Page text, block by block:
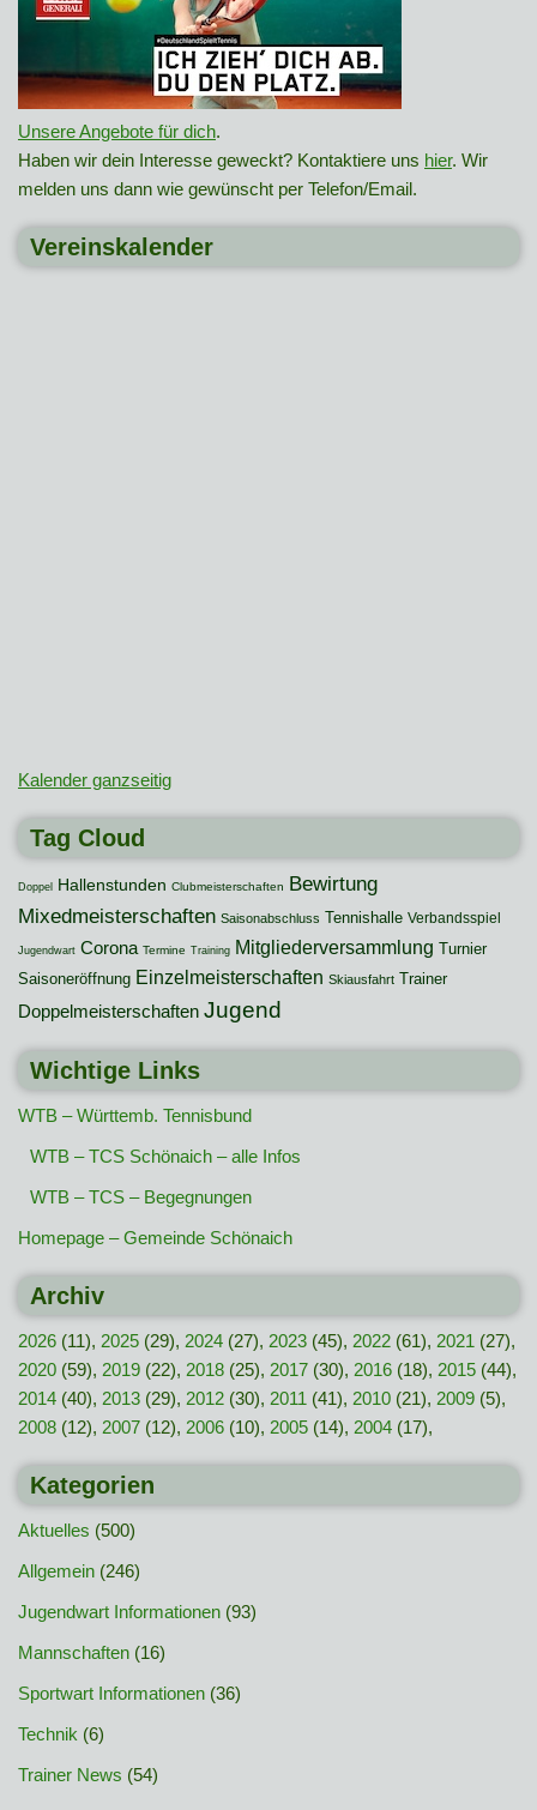
Unsere Angebote für dich.
Haben wir dein Interesse geweckt? Kontaktiere uns hier. Wir
melden uns dann wie gewünscht per Telefon/Email.
Vereinskalender
Kalender ganzseitig
Tag Cloud
Doppel Hallenstunden Clubmeisterschaften Bewirtung
Mixedmeisterschaften Saisonabschluss Tennishalle Verbandsspiel
Jugendwart Corona Termine Training Mitgliederversammlung Turnier
Saisoneröffnung Einzelmeisterschaften Skiausfahrt Trainer
Doppelmeisterschaften Jugend
Wichtige Links
WTB – Württemb. Tennisbund
WTB – TCS Schönaich – alle Infos
WTB – TCS – Begegnungen
Homepage – Gemeinde Schönaich
Archiv
2026 (11), 2025 (29), 2024 (27), 2023 (45), 2022 (61), 2021 (27),
2020 (59), 2019 (22), 2018 (25), 2017 (30), 2016 (18), 2015 (44),
2014 (40), 2013 (29), 2012 (30), 2011 (41), 2010 (21), 2009 (5),
2008 (12), 2007 (12), 2006 (10), 2005 (14), 2004 (17),
Kategorien
Aktuelles (500)
Allgemein (246)
Jugendwart Informationen (93)
Mannschaften (16)
Sportwart Informationen (36)
Technik (6)
Trainer News (54)